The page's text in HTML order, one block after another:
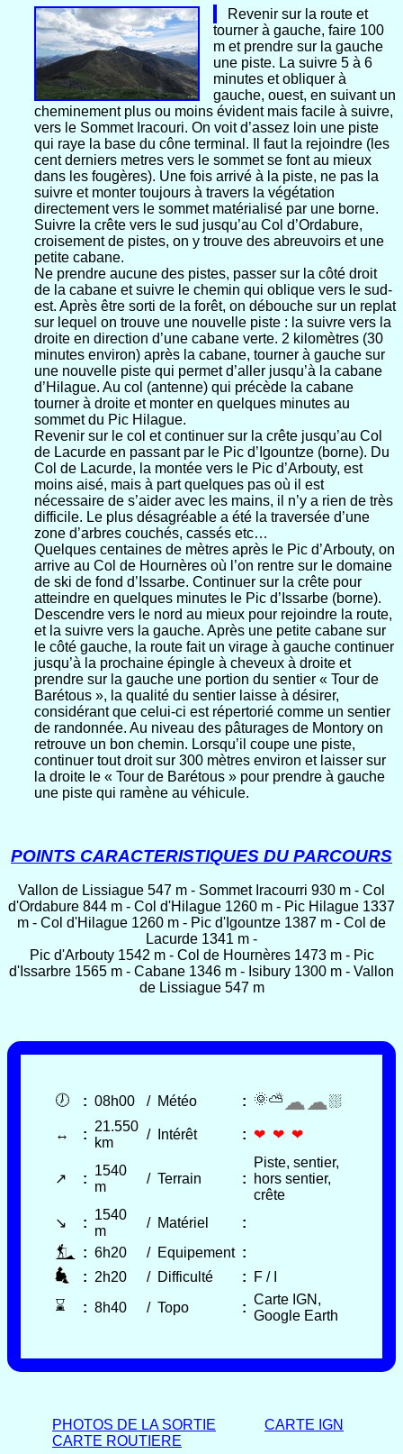
Revenir sur la route et
tourner à gauche, faire 100
m et prendre sur la gauche
une piste. La suivre 5 à 6
minutes et obliquer à
gauche, ouest, en suivant un
cheminement plus ou moins évident mais facile à suivre,
vers le Sommet Iracouri. On voit d’assez loin une piste
qui raye la base du cône terminal. Il faut la rejoindre (les
cent derniers metres vers le sommet se font au mieux
dans les fougères). Une fois arrivé à la piste, ne pas la
suivre et monter toujours à travers la végétation
directement vers le sommet matérialisé par une borne.
Suivre la crête vers le sud jusqu’au Col d’Ordabure,
croisement de pistes, on y trouve des abreuvoirs et une
petite cabane.
Ne prendre aucune des pistes, passer sur la côté droit
de la cabane et suivre le chemin qui oblique vers le sud-
est. Après être sorti de la forêt, on débouche sur un replat
sur lequel on trouve une nouvelle piste : la suivre vers la
droite en direction d’une cabane verte. 2 kilomètres (30
minutes environ) après la cabane, tourner à gauche sur
une nouvelle piste qui permet d’aller jusqu’à la cabane
d’Hilague. Au col (antenne) qui précède la cabane
tourner à droite et monter en quelques minutes au
sommet du Pic Hilague.
Revenir sur le col et continuer sur la crête jusqu’au Col
de Lacurde en passant par le Pic d’Igountze (borne). Du
Col de Lacurde, la montée vers le Pic d’Arbouty, est
moins aisé, mais à part quelques pas où il est
nécessaire de s’aider avec les mains, il n’y a rien de très
difficile. Le plus désagréable a été la traversée d’une
zone d’arbres couchés, cassés etc…
Quelques centaines de mètres après le Pic d’Arbouty, on
arrive au Col de Hournères où l’on rentre sur le domaine
de ski de fond d’Issarbe. Continuer sur la crête pour
atteindre en quelques minutes le Pic d’Issarbe (borne).
Descendre vers le nord au mieux pour rejoindre la route,
et la suivre vers la gauche. Après une petite cabane sur
le côté gauche, la route fait un virage à gauche continuer
jusqu’à la prochaine épingle à cheveux à droite et
prendre sur la gauche une portion du sentier « Tour de
Barétous », la qualité du sentier laisse à désirer,
considérant que celui-ci est répertorié comme un sentier
de randonnée. Au niveau des pâturages de Montory on
retrouve un bon chemin. Lorsqu’il coupe une piste,
continuer tout droit sur 300 mètres environ et laisser sur
la droite le « Tour de Barétous » pour prendre à gauche
une piste qui ramène au véhicule.
POINTS CARACTERISTIQUES DU PARCOURS
Vallon de Lissiague 547 m - Sommet Iracourri 930 m - Col
d'Ordabure 844 m - Col d'Hilague 1260 m - Pic Hilague 1337
m - Col d'Hilague 1260 m - Pic d'Igountze 1387 m - Col de
Lacurde 1341 m -
Pic d'Arbouty 1542 m - Col de Hournères 1473 m - Pic
d'Issarbre 1565 m - Cabane 1346 m - Isibury 1300 m - Vallon
de Lissiague 547 m
🕖 : 08h00 / Météo : 🌞⛅☁☁⛆
↔ :
21.550
km
/ Intérêt : ❤ ❤ ❤
↗ :
1540
m
/ Terrain :
Piste, sentier,
hors sentier,
crête
↘
:
1540
m
/ Matériel
:
: 6h20 / Equipement :
: 2h20 / Difficulté :
F / I
⌛
: 8h40 / Topo :
Carte IGN,
Google Earth
PHOTOS DE LA SORTIE
CARTE IGN
CARTE ROUTIERE